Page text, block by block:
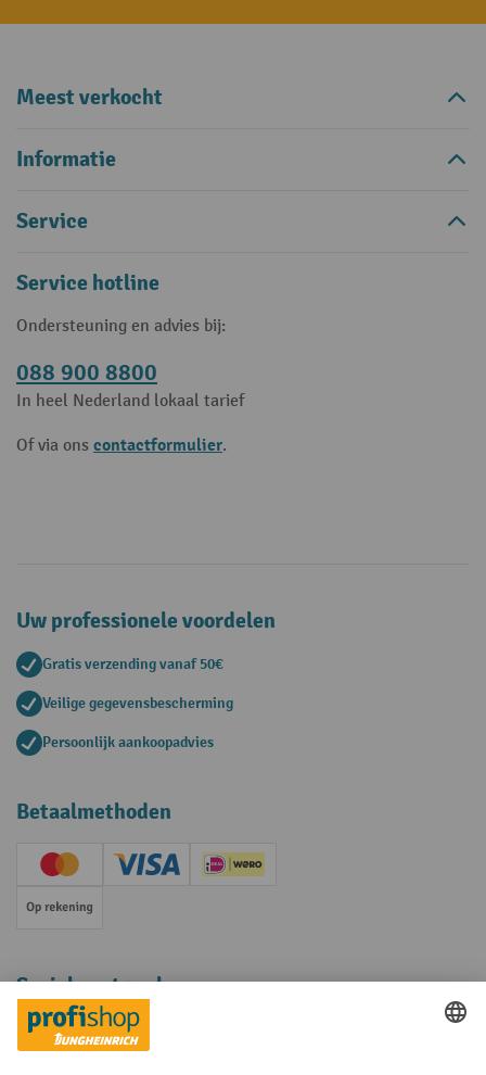
Meest verkocht
Informatie
Service
Service hotline
Ondersteuning en advies bij:
088 900 8800
In heel Nederland lokaal tarief
Of via ons contactformulier.
Uw professionele voordelen
Gratis verzending vanaf 50€
Veilige gegevensbescherming
Persoonlijk aankoopadvies
Betaalmethoden
Creditcard (Master)Creditcard (Visa)iDEAL | Wero
Op rekening
Sociale netwerken
Facebook
YouTube
LinkedInInstagram